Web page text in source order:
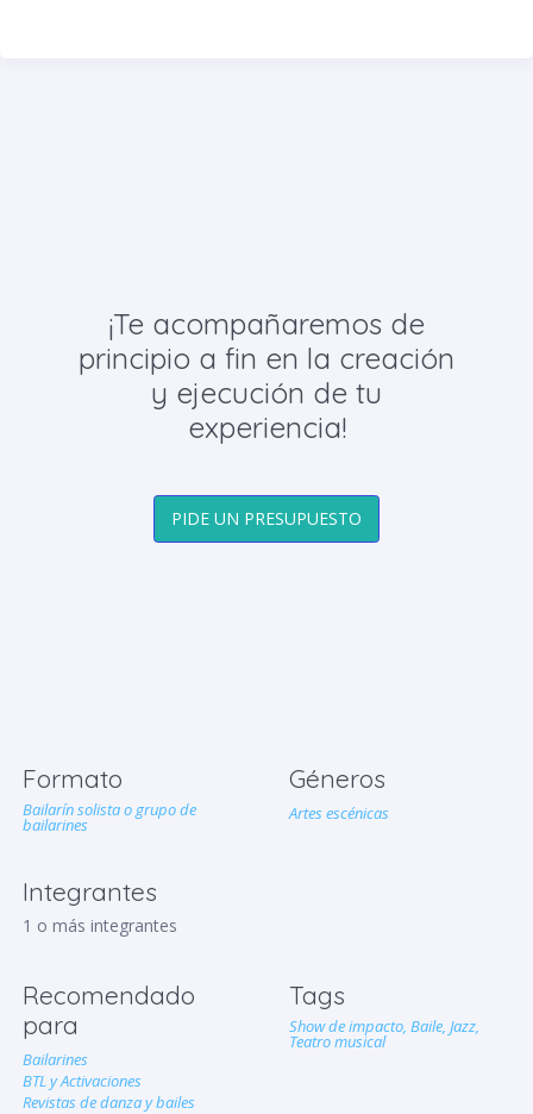
¡Te acompañaremos de
principio a fin en la creación
y ejecución de tu
experiencia!
PIDE UN PRESUPUESTO
Formato
Bailarín solista o grupo de
bailarines
Integrantes
1 o más integrantes
Géneros
Artes escénicas
Recomendado
para
Bailarines
BTL y Activaciones
Revistas de danza y bailes
Tags
Show de impacto, Baile, Jazz,
Teatro musical